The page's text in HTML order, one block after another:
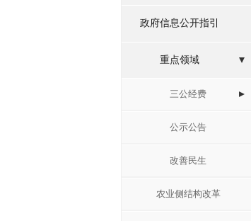
政府信息公开指引
重点领域
三公经费
公示公告
改善民生
农业侧结构改革